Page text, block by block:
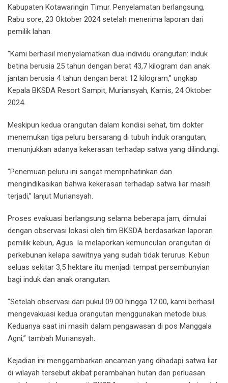
Kabupaten Kotawaringin Timur. Penyelamatan berlangsung,
Rabu sore, 23 Oktober 2024 setelah menerima laporan dari
pemilik lahan.
“Kami berhasil menyelamatkan dua individu orangutan: induk
betina berusia 25 tahun dengan berat 43,7 kilogram dan anak
jantan berusia 4 tahun dengan berat 12 kilogram,” ungkap
Kepala BKSDA Resort Sampit, Muriansyah, Kamis, 24 Oktober
2024.
Meskipun kedua orangutan dalam kondisi sehat, tim dokter
menemukan tiga peluru bersarang di tubuh induk orangutan,
menunjukkan adanya kekerasan terhadap satwa yang dilindungi.
“Penemuan peluru ini sangat memprihatinkan dan
mengindikasikan bahwa kekerasan terhadap satwa liar masih
terjadi,” lanjut Muriansyah.
Proses evakuasi berlangsung selama beberapa jam, dimulai
dengan observasi lokasi oleh tim BKSDA berdasarkan laporan
pemilik kebun, Agus. Ia melaporkan kemunculan orangutan di
perkebunan kelapa sawitnya yang sudah tidak terurus. Kebun
seluas sekitar 3,5 hektare itu menjadi tempat persembunyian
bagi induk dan anak orangutan.
“Setelah observasi dari pukul 09.00 hingga 12.00, kami berhasil
mengevakuasi kedua orangutan menggunakan metode bius.
Keduanya saat ini masih dalam pengawasan di pos Manggala
Agni,” tambah Muriansyah.
Kejadian ini menggambarkan ancaman yang dihadapi satwa liar
di wilayah tersebut akibat perambahan hutan dan perluasan